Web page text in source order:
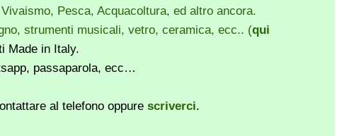
Pesca, Acquacoltura, ed altro ancora.
strumenti musicali, vetro, ceramica, ecc.. (qui
Made in Italy.
passaparola, ecc…
al telefono oppure scriverci.